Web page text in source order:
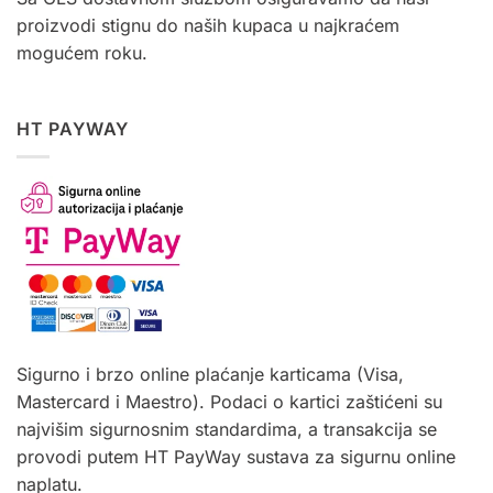
proizvodi stignu do naših kupaca u najkraćem
mogućem roku.
HT PAYWAY
Sigurno i brzo online plaćanje karticama (Visa,
Mastercard i Maestro). Podaci o kartici zaštićeni su
najvišim sigurnosnim standardima, a transakcija se
provodi putem HT PayWay sustava za sigurnu online
naplatu.